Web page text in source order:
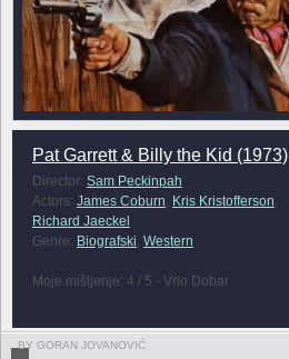
Pat Garrett & Billy the Kid (1973)
Director: Sam Peckinpah
Actors: James Coburn, Kris Kristofferson,
Richard Jaeckel
Genre: Biografski, Western
Moje mišljenje: 4 / 5 - Vrlo Dobar
BY GORAN JOVANOVIĆ